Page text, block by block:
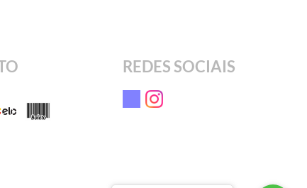
REDES SOCIAIS